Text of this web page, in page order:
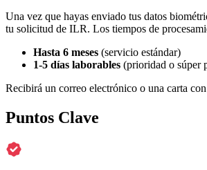
Una vez que hayas enviado tus datos
tu solicitud de ILR. Los tiempos de
Hasta 6 meses (servicio estándar)
1-5 días laborables (prioridad o súper
Recibirá un correo electrónico o una carta
Puntos Clave